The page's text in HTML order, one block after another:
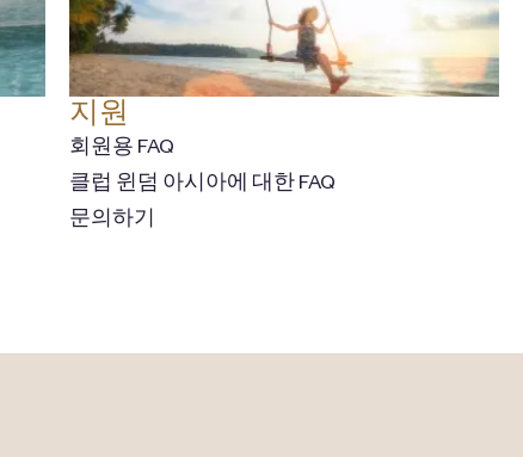
지원
회원용 FAQ
클럽 윈덤 아시아에 대한 FAQ
문의하기